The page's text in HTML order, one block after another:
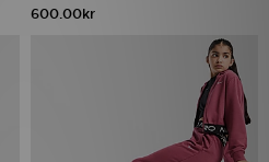
600.00kr